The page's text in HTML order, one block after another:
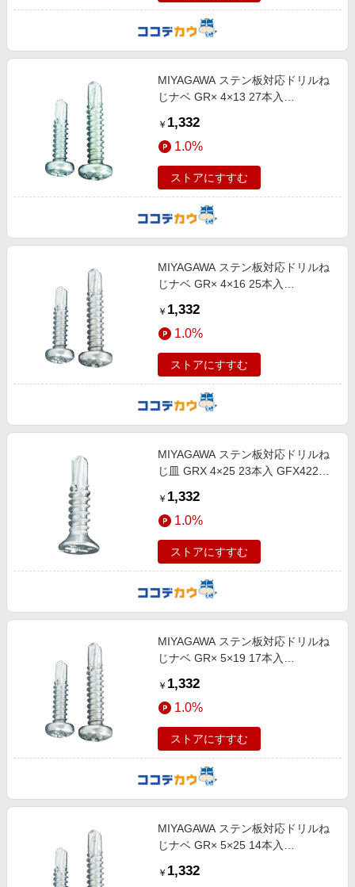
MIYAGAWA ステン板対応ドリルね
じナベ GR× 4×13 27本入
￥ 1,332
1.0%
ストアにすすむ
MIYAGAWA ステン板対応ドリルね
じナベ GR× 4×16 25本入
￥ 1,332
1.0%
ストアにすすむ
MIYAGAWA ステン板対応ドリルね
じ皿 GRX 4×25 23本入 GFX4225-
￥ 1,332
1.0%
ストアにすすむ
MIYAGAWA ステン板対応ドリルね
じナベ GR× 5×19 17本入
￥ 1,332
1.0%
ストアにすすむ
MIYAGAWA ステン板対応ドリルね
じナベ GR× 5×25 14本入
￥ 1,332